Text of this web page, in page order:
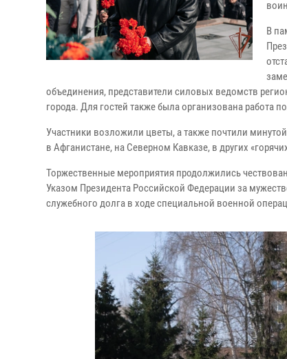
В
объединения, представители силовых ведомств
города. Для гостей также была организована работа
Участники возложили цветы, а также почтили
в Афганистане, на Северном Кавказе, в других
Торжественные мероприятия продолжились
Указом Президента Российской Федерации за
служебного долга в ходе специальной военной